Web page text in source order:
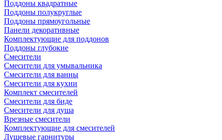
Поддоны квадратные
Поддоны полукруглые
Поддоны прямоугольные
Панели декоративные
Комплектующие для поддонов
Поддоны глубокие
Смесители
Смесители для умывальника
Смесители для ванны
Смесители для кухни
Комплект смесителей
Смесители для биде
Смесители для душа
Врезные смесители
Комплектующие для смесителей
Душевые гарнитуры